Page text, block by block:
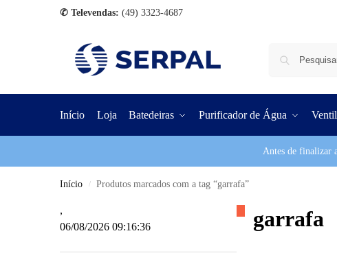
✆ Televendas: (49) 3323-4687
Início Loja Batedeiras Purificador de Água
Antes de finalizar
Início / Produtos marcados com a tag “garrafa”
garrafa
,
06/08/2026 09:16:37